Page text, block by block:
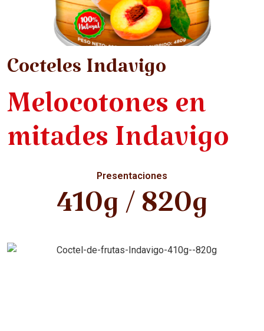
Cocteles Indavigo
Melocotones en
mitades Indavigo
Presentaciones
410g / 820g